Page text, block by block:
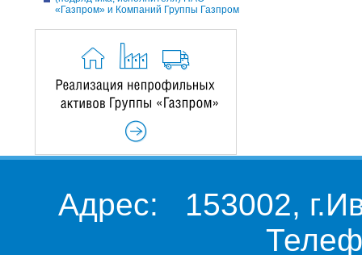
«Газпром» и Компаний Группы Газпром
Адрес: 153002,